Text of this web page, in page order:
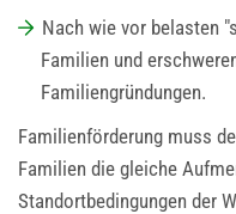
Nach wie vor belasten
Familien und
Familiengründungen.
Familienförderung muss
Familien die gleiche
Standortbedingungen der